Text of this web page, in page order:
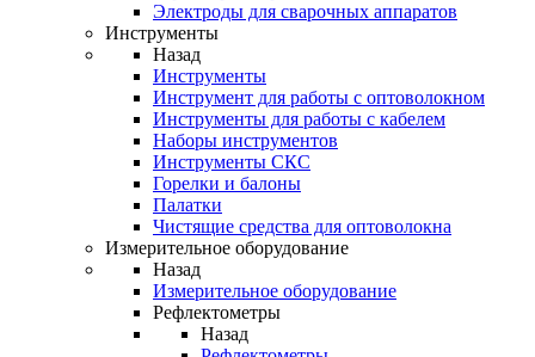
Электроды для сварочных аппаратов
Инструменты
Назад
Инструменты
Инструмент для работы с оптоволокном
Инструменты для работы с кабелем
Наборы инструментов
Инструменты СКС
Горелки и балоны
Палатки
Чистящие средства для оптоволокна
Измерительное оборудование
Назад
Измерительное оборудование
Рефлектометры
Назад